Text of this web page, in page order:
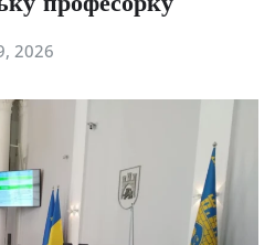
професорку
2026